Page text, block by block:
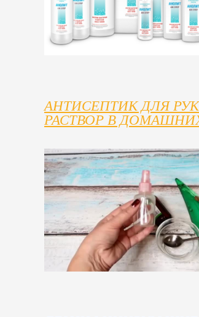
АНТИСЕПТИК ДЛЯ
РАСТВОР В